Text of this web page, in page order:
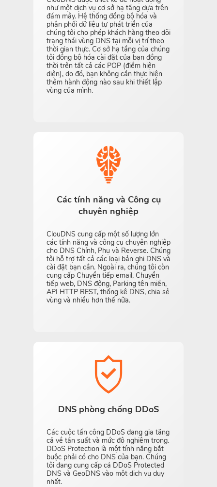
như một dịch vụ cơ sở hạ tầng dựa trên
đám mây. Hệ thống đồng bộ hóa và
phân phối dữ liệu tự phát triển của
chúng tôi cho phép khách hàng theo dõi
trạng thái vùng DNS tại mỗi vị trí theo
thời gian thực. Cơ sở hạ tầng của chúng
tôi đồng bộ hóa cài đặt của bạn đồng
thời trên tất cả các POP (điểm hiện
diện), do đó, bạn không cần thực hiện
thêm hành động nào sau khi thiết lập
vùng của mình.
Các tính năng và Công cụ
chuyên nghiệp
ClouDNS cung cấp một số lượng lớn
các tính năng và công cụ chuyên nghiệp
cho DNS Chính, Phụ và Reverse. Chúng
tôi hỗ trợ tất cả các loại bản ghi DNS và
cài đặt bạn cần. Ngoài ra, chúng tôi còn
cung cấp Chuyển tiếp email, Chuyển
tiếp web, DNS động, Parking tên miền,
API HTTP REST, thống kê DNS, chia sẻ
vùng và nhiều hơn thế nữa.
DNS phòng chống DDoS
Các cuộc tấn công DDoS đang gia tăng
cả về tần suất và mức độ nghiêm trọng.
DDoS Protection là một tính năng bắt
buộc phải có cho DNS của bạn. Chúng
tôi đang cung cấp cả DDoS Protected
DNS và GeoDNS vào một dịch vụ duy
nhất.